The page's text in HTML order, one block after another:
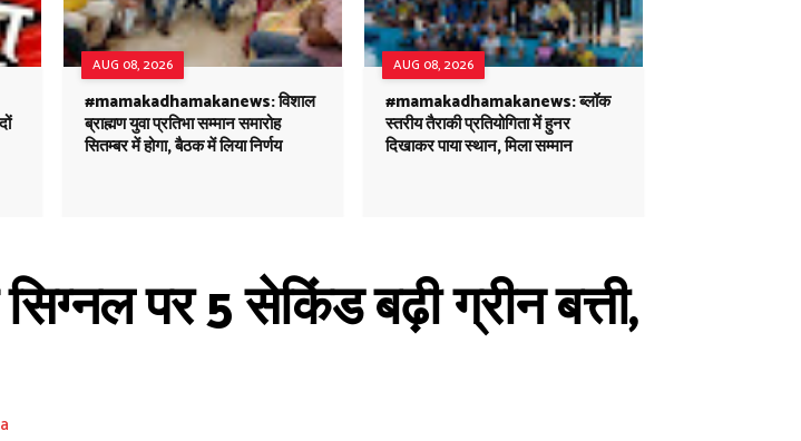
AUG 08, 2026
#mamakadhamakanews: विशाल
ब्राह्मण युवा प्रतिभा सम्मान समारोह
सितम्बर में होगा, बैठक में लिया निर्णय
AUG 08, 2026
#mamakadhamakanews: ब्लॉक
स्तरीय तैराकी प्रतियोगिता में हुनर
दिखाकर पाया स्थान, मिला सम्मान
पर 5 सेकिंड बढ़ी ग्रीन बत्ती,